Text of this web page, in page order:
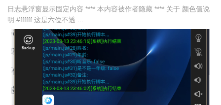
日志悬浮窗显示固定内容 **** 本内容被作者隐藏 **** 关于 颜色值说
明:#ffffff 这是六位不透 ...